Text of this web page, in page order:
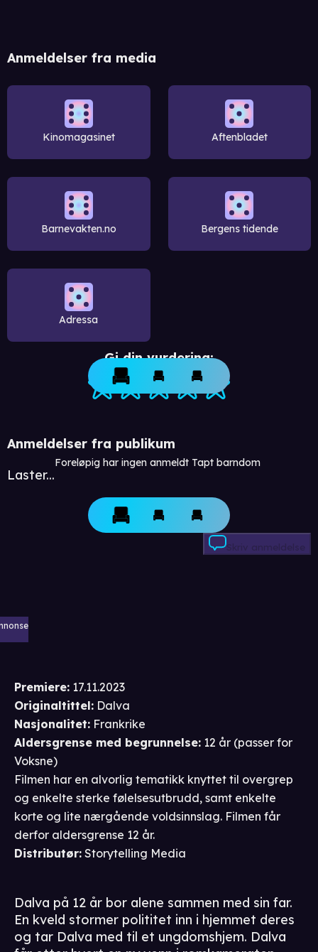
Anmeldelser fra media
Kinomagasinet Aftenbladet
Barnevakten.no Bergens tidende
Adressa
Gi din vurdering:
Anmeldelser fra publikum
Laster...
Foreløpig har ingen anmeldt Tapt barndom
Skriv anmeldelse
Premiere: 17.11.2023
Originaltittel: Dalva
Nasjonalitet: Frankrike
Aldersgrense med begrunnelse: 12 år (passer for
Voksne)
Filmen har en alvorlig tematikk knyttet til overgrep
og enkelte sterke følelsesutbrudd, samt enkelte
korte og lite nærgående voldsinnslag. Filmen får
derfor aldersgrense 12 år.
Distributør: Storytelling Media
Dalva på 12 år bor alene sammen med sin far.
En kveld stormer polititet inn i hjemmet deres
og tar Dalva med til et ungdomshjem. Dalva